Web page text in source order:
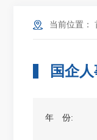
当前位置：
国企
年 份: